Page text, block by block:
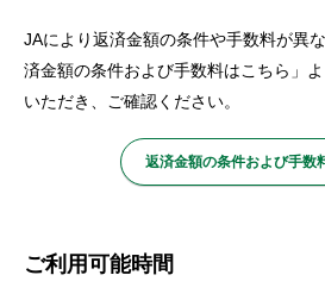
JAにより返済金額の条件や手数料が異
済金額の条件および手数料はこちら」
いただき、ご確認ください。
返済金額の条件および手数
ご利用可能時間